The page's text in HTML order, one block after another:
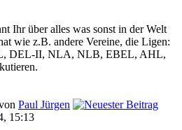
Ihr über alles was sonst in der Welt
wie z.B. andere Vereine, die Ligen:
DEL-II, NLA, NLB, EBEL, AHL,
Paul Jürgen
15:13